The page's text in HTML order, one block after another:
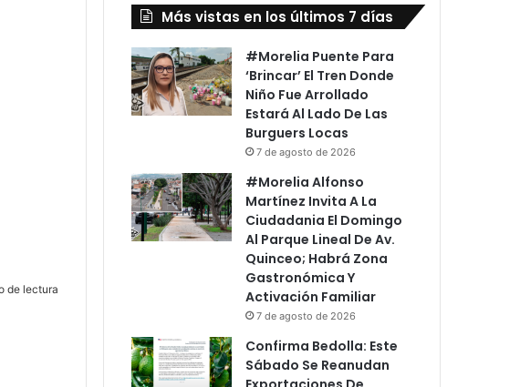
de lectura
Más vistas en los últimos 7 días
#Morelia Puente Para
‘Brincar’ El Tren Donde
Niño Fue Arrollado
Estará Al Lado De Las
Burguers Locas
7 de agosto de 2026
#Morelia Alfonso
Martínez Invita A La
Ciudadania El Domingo
Al Parque Lineal De Av.
Quinceo; Habrá Zona
Gastronómica Y
Activación Familiar
7 de agosto de 2026
Confirma Bedolla: Este
Sábado Se Reanudan